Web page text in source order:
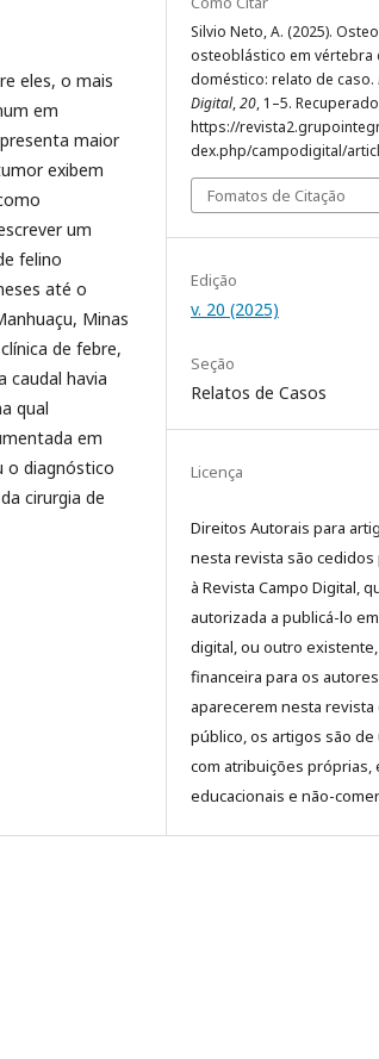
eles, o mais
em
maior
exibem
um
felino
até o
Minas
de febre,
caudal havia
qual
em
o diagnóstico
cirurgia de
Silvio Neto, A. (2025).
osteoblástico em vértebra
doméstico: relato de caso.
Digital,20, 1–5.
https://
dex.php/campodigital/
Fomatos de Citação
Edição
v. 20 (2025)
Seção
Relatos de Casos
Licença
Direitos Autorais para
nesta revista são
à Revista Campo Digital,
autorizada a publicá-lo
digital, ou outro
financeira para os
aparecerem nesta revista
público, os artigos são
com atribuições próprias,
educacionais e não-